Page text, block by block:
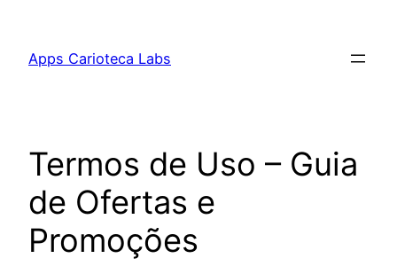
Apps Carioteca Labs
Termos de Uso – Guia
de Ofertas e
Promoções